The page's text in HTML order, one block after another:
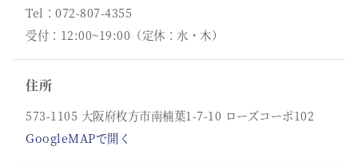
Tel：072-807-4355
受付：12:00~19:00（定休：水・木）
住所
573-1105 大阪府枚方市南楠葉1-7-10 ローズコーポ102
GoogleMAPで開く